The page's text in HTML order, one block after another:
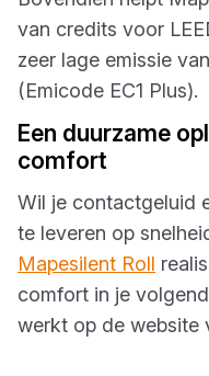
van credits voor
zeer lage emissie
(Emicode EC1 Plus).
Een duurzame
comfort
Wil je contactgeluid
te leveren op
Mapesilent Roll
comfort in je
werkt op de website